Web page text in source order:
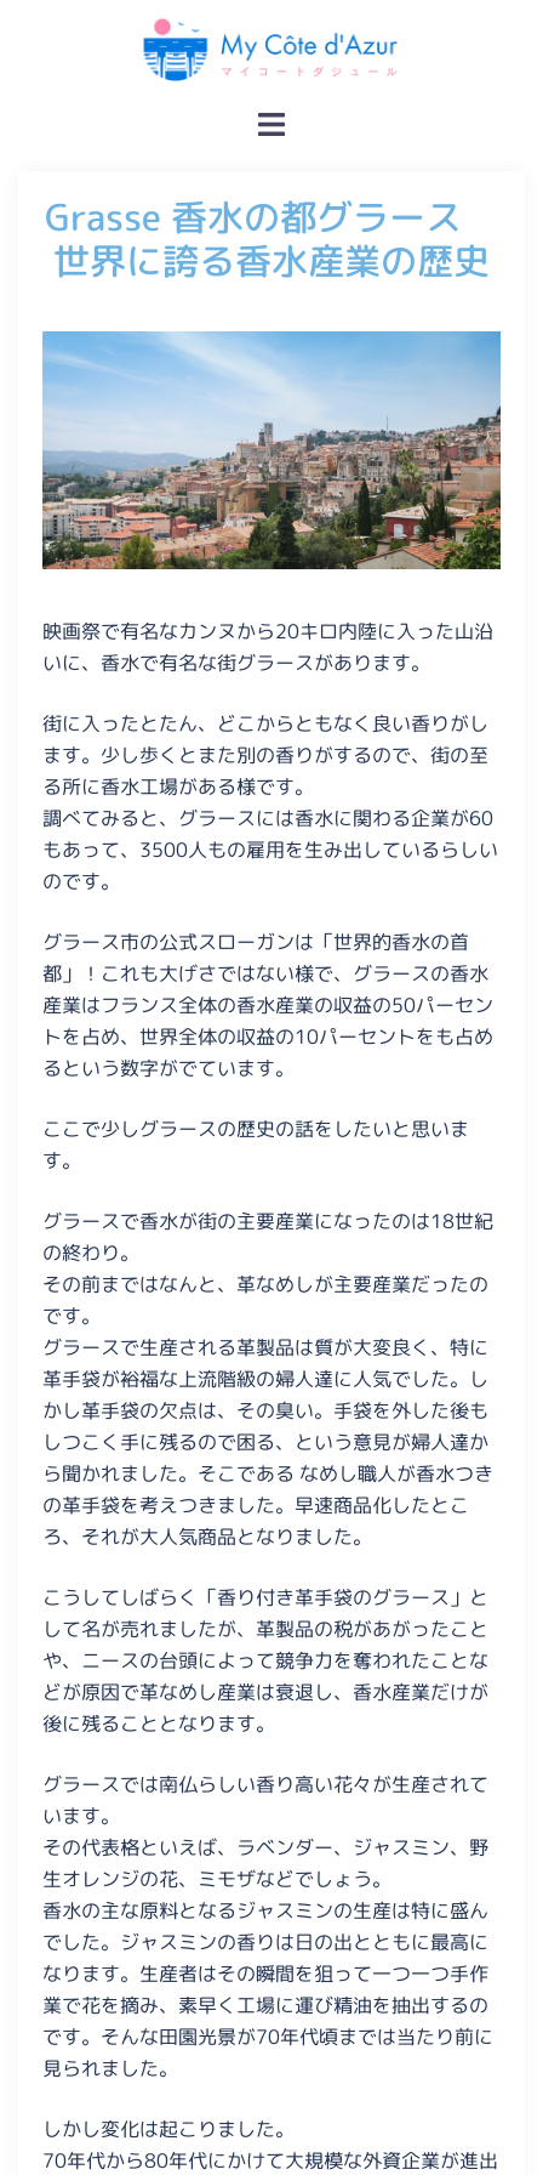
ト
メ
ニ
ュ
Grasse 香水の都グラース
世界に誇る香水産業の歴史
映画祭で有名なカンヌから20キロ内陸に入った山沿
いに、香水で有名な街グラースがあります。
街に入ったとたん、どこからともなく良い香りがし
ます。少し歩くとまた別の香りがするので、街の至
る所に香水工場がある様です。
調べてみると、グラースには香水に関わる企業が60
もあって、3500人もの雇用を生み出しているらしい
のです。
グラース市の公式スローガンは「世界的香水の首
都」！これも大げさではない様で、グラースの香水
産業はフランス全体の香水産業の収益の50パーセン
トを占め、世界全体の収益の10パーセントをも占め
るという数字がでています。
ここで少しグラースの歴史の話をしたいと思いま
す。
グラースで香水が街の主要産業になったのは18世紀
の終わり。
その前まではなんと、革なめしが主要産業だったの
です。
グラースで生産される革製品は質が大変良く、特に
革手袋が裕福な上流階級の婦人達に人気でした。し
かし革手袋の欠点は、その臭い。手袋を外した後も
しつこく手に残るので困る、という意見が婦人達か
ら聞かれました。そこである なめし職人が香水つき
の革手袋を考えつきました。早速商品化したとこ
ろ、それが大人気商品となりました。
こうしてしばらく「香り付き革手袋のグラース」と
して名が売れましたが、革製品の税があがったこと
や、ニースの台頭によって競争力を奪われたことな
どが原因で革なめし産業は衰退し、香水産業だけが
後に残ることとなります。
グラースでは南仏らしい香り高い花々が生産されて
います。
その代表格といえば、ラベンダー、ジャスミン、野
生オレンジの花、ミモザなどでしょう。
香水の主な原料となるジャスミンの生産は特に盛ん
でした。ジャスミンの香りは日の出とともに最高に
なります。生産者はその瞬間を狙って一つ一つ手作
業で花を摘み、素早く工場に運び精油を抽出するの
です。そんな田園光景が70年代頃までは当たり前に
見られました。
しかし変化は起こりました。
70年代から80年代にかけて大規模な外資企業が進出